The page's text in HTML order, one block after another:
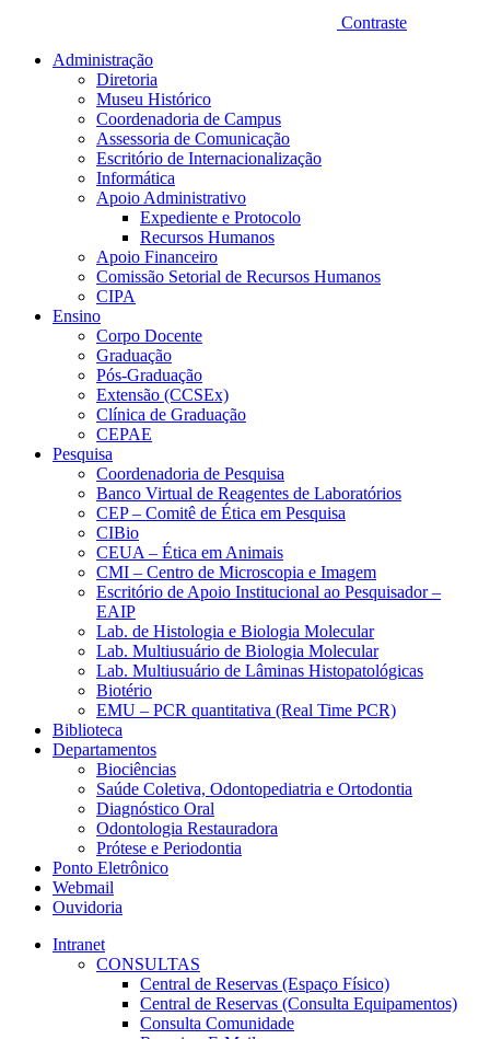
Contraste
Administração
Diretoria
Museu Histórico
Coordenadoria de Campus
Assessoria de Comunicação
Escritório de Internacionalização
Informática
Apoio Administrativo
Expediente e Protocolo
Recursos Humanos
Apoio Financeiro
Comissão Setorial de Recursos Humanos
CIPA
Ensino
Corpo Docente
Graduação
Pós-Graduação
Extensão (CCSEx)
Clínica de Graduação
CEPAE
Pesquisa
Coordenadoria de Pesquisa
Banco Virtual de Reagentes de Laboratórios
CEP – Comitê de Ética em Pesquisa
CIBio
CEUA – Ética em Animais
CMI – Centro de Microscopia e Imagem
Escritório de Apoio Institucional ao Pesquisador –
EAIP
Lab. de Histologia e Biologia Molecular
Lab. Multiusuário de Biologia Molecular
Lab. Multiusuário de Lâminas Histopatológicas
Biotério
EMU – PCR quantitativa (Real Time PCR)
Biblioteca
Departamentos
Biociências
Saúde Coletiva, Odontopediatria e Ortodontia
Diagnóstico Oral
Odontologia Restauradora
Prótese e Periodontia
Ponto Eletrônico
Webmail
Ouvidoria
Intranet
CONSULTAS
Central de Reservas (Espaço Físico)
Central de Reservas (Consulta Equipamentos)
Consulta Comunidade